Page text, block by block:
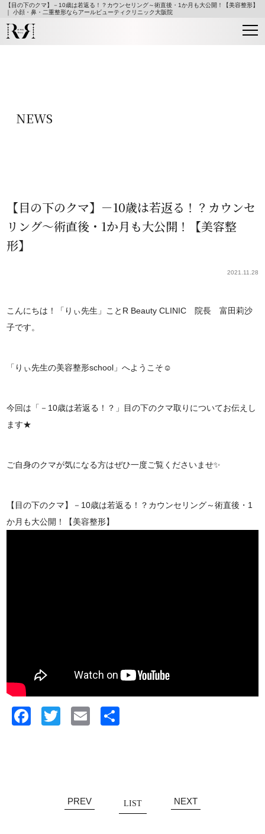
【目の下のクマ】－10歳は若返る！？カウンセリング～術直後・1か月も大公開！【美容整形】
｜ 小顔・鼻・二重整形ならアールビューティクリニック大阪院
NEWS
【目の下のクマ】－10歳は若返る！？カウンセ
リング～術直後・1か月も大公開！【美容整
形】
2021.11.28
こんにちは！「りぃ先生」ことR Beauty CLINIC 院長 富田莉沙
子です。
「りぃ先生の美容整形school」へようこそ☺
今回は「－10歳は若返る！？」目の下のクマ取りについてお伝えし
ます★
ご自身のクマが気になる方はぜひ一度ご覧くださいませ✨
【目の下のクマ】－10歳は若返る！？カウンセリング～術直後・1
か月も大公開！【美容整形】
Facebook
TwitterEmail
PREV LIST NEXT